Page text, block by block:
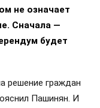
не означает
Сначала —
будет
решение граждан
Пашинян. И